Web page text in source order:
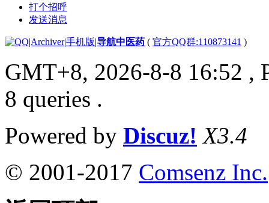
打个招呼
发送消息
|Archiver|手机版|导航中医药 ( 官方QQ群:110873141 )
GMT+8, 2026-8-8 16:52 ,
8 queries .
Powered by Discuz! X3.4
© 2001-2017 Comsenz Inc.